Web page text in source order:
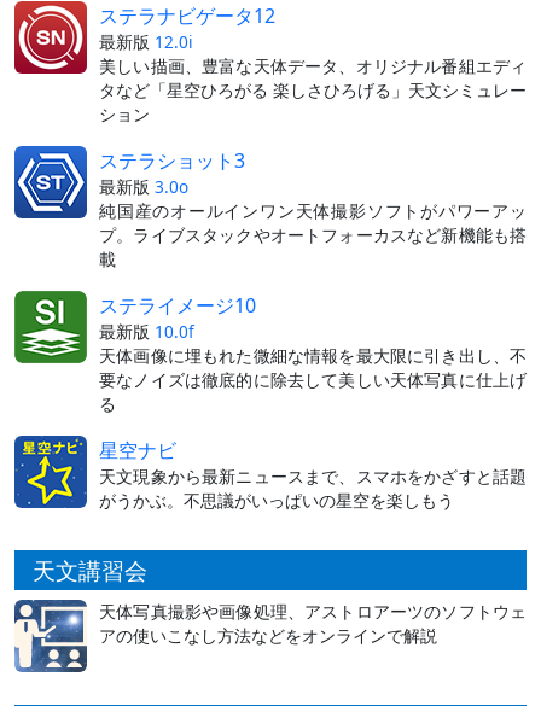
ステラナビゲータ12
最新版 12.0i
美しい描画、豊富な天体データ、オリジナル番組エディ
タなど「星空ひろがる 楽しさひろげる」天文シミュレー
ション
ステラショット3
最新版 3.0o
純国産のオールインワン天体撮影ソフトがパワーアッ
プ。ライブスタックやオートフォーカスなど新機能も搭
載
ステライメージ10
最新版 10.0f
天体画像に埋もれた微細な情報を最大限に引き出し、不
要なノイズは徹底的に除去して美しい天体写真に仕上げ
る
星空ナビ
天文現象から最新ニュースまで、スマホをかざすと話題
がうかぶ。不思議がいっぱいの星空を楽しもう
天文講習会
天体写真撮影や画像処理、アストロアーツのソフトウェ
アの使いこなし方法などをオンラインで解説